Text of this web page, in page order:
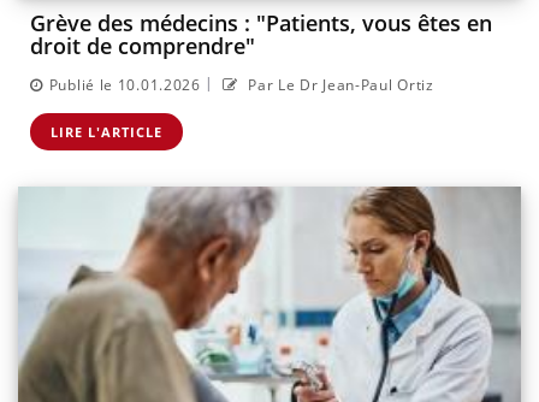
Grève des médecins : "Patients, vous êtes en
droit de comprendre"
Publié le 10.01.2026 | Par Le Dr Jean-Paul Ortiz
LIRE L'ARTICLE